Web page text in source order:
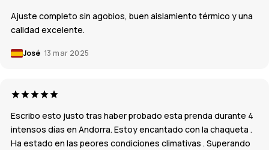
Ajuste completo sin agobios, buen aislamiento térmico y una
calidad excelente.
José 13 mar 2025
Escribo esto justo tras haber probado esta prenda durante 4
intensos días en Andorra. Estoy encantado con la chaqueta .
Ha estado en las peores condiciones climativas . Superando